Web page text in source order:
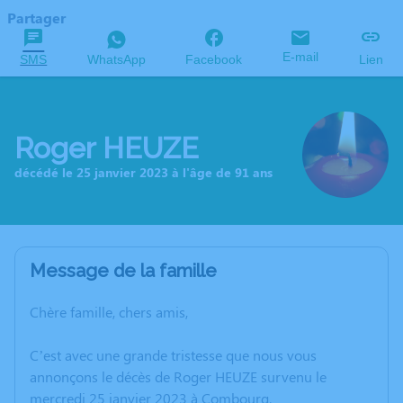
Partager
SMS WhatsApp Facebook E-mail Lien
Roger HEUZE
décédé le 25 janvier 2023 à l'âge de 91 ans
Message de la famille
Chère famille, chers amis,
C’est avec une grande tristesse que nous vous
annonçons le décès de Roger HEUZE survenu le
mercredi 25 janvier 2023 à Combourg.